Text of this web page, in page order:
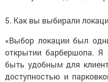
5. Как вы выбирали
«Выбор локации был
открытии барбершопа.
быть удобным для
доступностью и